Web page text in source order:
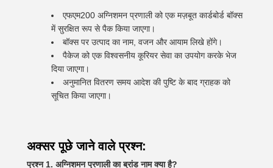
एफएम200 अग्निशमन प्रणाली को एक मज़बूत कार्डबोर्ड बॉक्स
में सुरक्षित रूप से पैक किया जाएगा।
बॉक्स पर उत्पाद का नाम, वजन और आयाम लिखे होंगे।
पैकेज को एक विश्वसनीय कूरियर सेवा का उपयोग करके भेज
दिया जाएगा।
अनुमानित वितरण समय आदेश की पुष्टि के बाद ग्राहक को
सूचित किया जाएगा।
अक्सर पूछे जाने वाले प्रश्न:
प्रश्न 1. अग्निशमन प्रणाली का ब्रांड नाम क्या है?